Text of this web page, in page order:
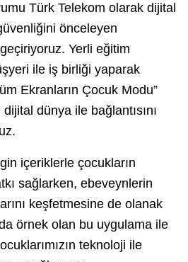
Türk Telekom olarak dijital
önceleyen
Yerli eğitim
ile iş birliği yaparak
Ekranların Çocuk Modu”
dünya ile bağlantısını
içeriklerle çocukların
sağlarken, ebeveynlerin
keşfetmesine de olanak
örnek olan bu uygulama ile
teknoloji ile